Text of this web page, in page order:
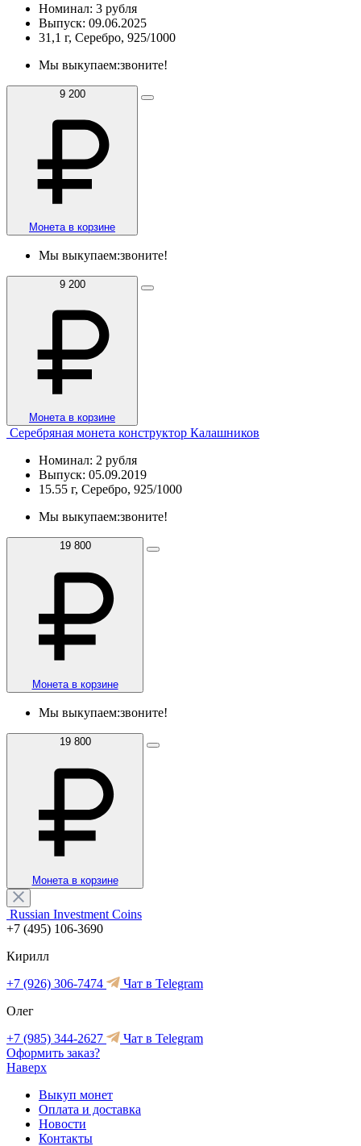
Номинал: 3 рубля
Выпуск: 09.06.2025
31,1 г, Серебро, 925/1000
Мы выкупаем:звоните!
9 200
Монета в корзине
Мы выкупаем:звоните!
9 200
Монета в корзине
Серебряная монета конструктор Калашников
Номинал: 2 рубля
Выпуск: 05.09.2019
15.55 г, Серебро, 925/1000
Мы выкупаем:звоните!
19 800
Монета в корзине
Мы выкупаем:звоните!
19 800
Монета в корзине
Russian Investment Coins
+7 (495) 106-3690
Кирилл
+7 (926) 306-7474
Чат в Telegram
Олег
+7 (985) 344-2627
Чат в Telegram
Оформить заказ?
Наверх
Выкуп монет
Оплата и доставка
Новости
Контакты